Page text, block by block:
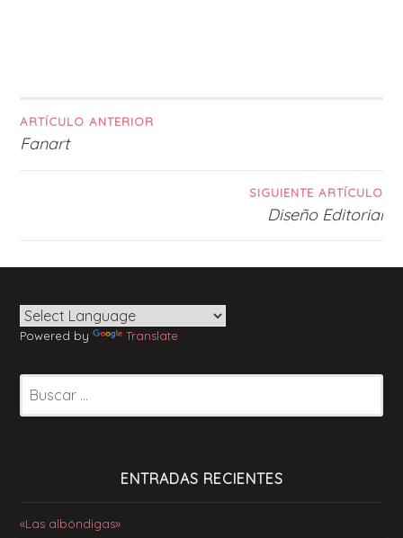
Navegación
ARTÍCULO ANTERIOR
Fanart
SIGUIENTE ARTÍCULO
Diseño Editorial
Powered by Translate
ENTRADAS RECIENTES
«Las albóndigas»